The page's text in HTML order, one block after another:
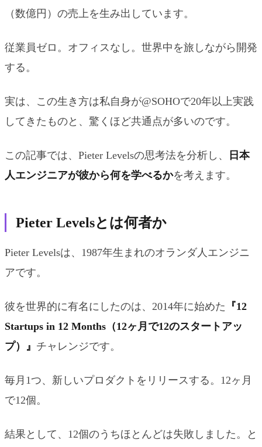
（数億円）の売上を生み出しています。
従業員ゼロ。オフィスなし。世界中を旅しながら開発
する。
実は、この生き方は私自身が@SOHOで20年以上実践
してきたものと、驚くほど共通点が多いのです。
この記事では、Pieter Levelsの思考法を分析し、
日本
人エンジニアが彼から何を学べるかを考えます。
Pieter Levelsとは何者か
Pieter Levelsは、1987年生まれのオランダ人エンジニ
アです。
彼を世界的に有名にしたのは、2014年に始めた 『12
Startups in 12 Months（12ヶ月で12のスタートアッ
プ）』 チャレンジです。
毎月1つ、新しいプロダクトをリリースする。12ヶ月
で12個。
結果として、12個のうちほとんどは失敗しました。と